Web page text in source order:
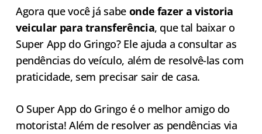
Agora que você já sabe onde fazer a vistoria
veicular para transferência, que tal baixar o
Super App do Gringo? Ele ajuda a consultar as
pendências do veículo, além de resolvê-las com
praticidade, sem precisar sair de casa.
O Super App do Gringo é o melhor amigo do
motorista! Além de resolver as pendências via